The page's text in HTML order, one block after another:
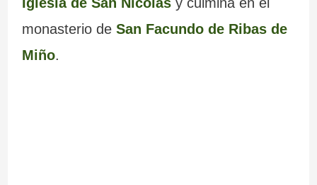
monasterio de San Facundo de Ribas de
Miño.